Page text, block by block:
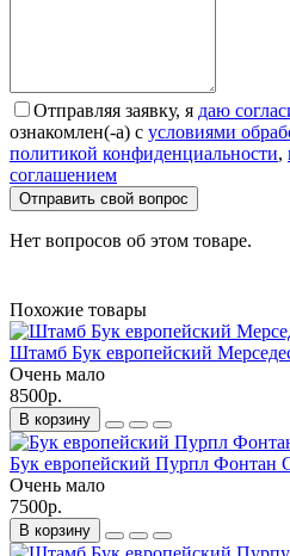
Отправляя заявку, я даю
ознакомлен(-а) с условиями
политикой конфиденциальности,
соглашением
Отправить свой вопрос
Нет вопросов об этом товаре.
Похожие товары
Штамб Бук европейский
Очень мало
8500р.
В корзину
Бук европейский Пурпл Фонтан
Очень мало
7500р.
В корзину